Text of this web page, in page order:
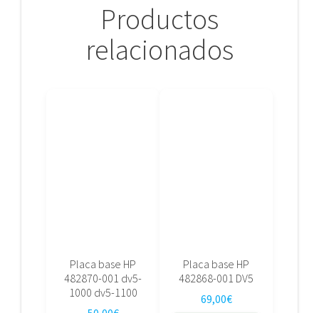
Productos
relacionados
Placa base HP
482870-001 dv5-
1000 dv5-1100
Placa base HP
482868-001 DV5
69,00€